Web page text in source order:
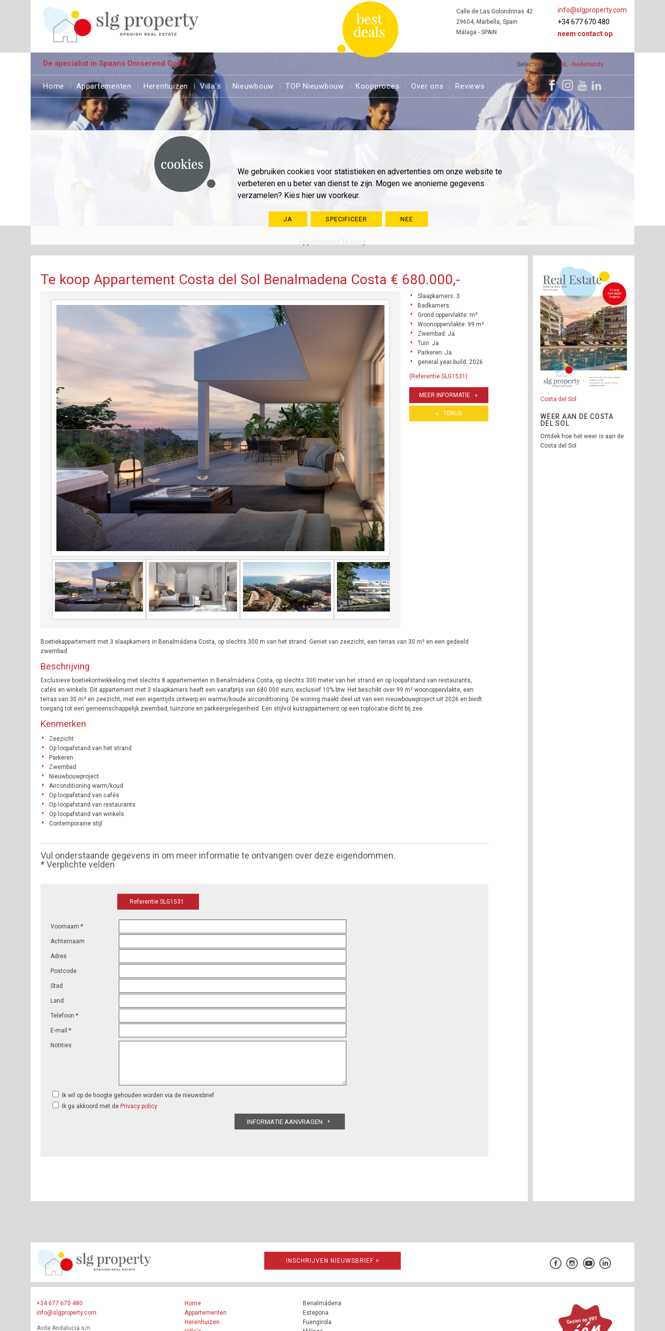
We gebruiken cookies voor statistieken en advertenties om onze website te
verbeteren en u beter van dienst te zijn. Mogen we anonieme gegevens
verzamelen? Kies hier uw voorkeur.
JA SPECIFICEER NEE
Selecteer taal NL - Nederlands
info@slgproperty.com
+34 677 670 480
neem contact op
Calle de Las Golondrinas 42
29604, Marbella, Spain
Málaga - SPAIN
De specialist in Spaans Onroerend Goed
Home Appartementen Herenhuizen Villa's Nieuwbouw TOP Nieuwbouw Koopproces Over ons Reviews
Te koop Appartement Costa del Sol Benalmadena Costa € 680.000,-
Slaapkamers: 3
Badkamers:
Grond oppervlakte: m²
Woonoppervlakte: 99 m²
Zwembad: Ja
Tuin: Ja
Parkeren: Ja
general.year-build: 2026
(Referentie SLG1531)
MEER INFORMATIE
TERUG
Boetiekappartement met 3 slaapkamers in Benalmádena Costa, op slechts 300 m van het strand. Geniet van zeezicht, een terras van 30 m² en een gedeeld
zwembad.
Beschrijving
Exclusieve boetiekontwikkeling met slechts 8 appartementen in Benalmádena Costa, op slechts 300 meter van het strand en op loopafstand van restaurants,
cafés en winkels. Dit appartement met 3 slaapkamers heeft een vanafprijs van 680.000 euro, exclusief 10% btw. Het beschikt over 99 m² woonoppervlakte, een
terras van 30 m² en zeezicht, met een eigentijds ontwerp en warme/koude airconditioning. De woning maakt deel uit van een nieuwbouwproject uit 2026 en biedt
toegang tot een gemeenschappelijk zwembad, tuinzone en parkeergelegenheid. Een stijlvol kustappartement op een toplocatie dicht bij zee.
Kenmerken
Zeezicht
Op loopafstand van het strand
Parkeren
Zwembad
Nieuwbouwproject
Airconditioning warm/koud
Op loopafstand van cafés
Op loopafstand van restaurants
Op loopafstand van winkels
Contemporaine stijl
Vul onderstaande gegevens in om meer informatie te ontvangen over deze eigendommen.
* Verplichte velden
Referentie SLG1531
Voornaam *
Achternaam
Adres
Postcode
Stad
Land
Telefoon *
E-mail *
Notities
Ik wil op de hoogte gehouden worden via de nieuwsbrief
Ik ga akkoord met de Privacy policy
Costa del Sol
WEER AAN DE COSTA
DEL SOL
Ontdek hoe het weer is aan de
Costa del Sol
INSCHRIJVEN NIEUWSBRIEF >
+34 677 670 480
info@slgproperty.com
Avda Andalucia s/n
Home
Appartementen
Herenhuizen
Benalmádena
Estepona
Fuengirola